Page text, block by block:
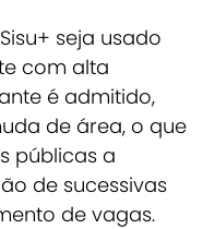
seja usado
com alta
é admitido,
de área, o que
públicas a
de sucessivas
de vagas.